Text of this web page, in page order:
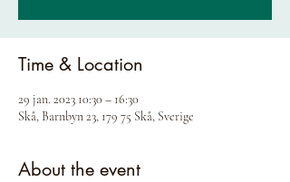
Time & Location
29 jan. 2023 10:30 – 16:30
Skå, Barnbyn 23, 179 75 Skå, Sverige
About the event